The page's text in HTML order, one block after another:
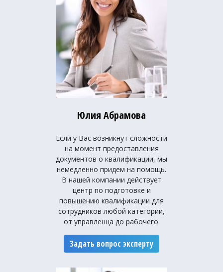
Юлия Абрамова
Если у Вас возникнут сложности
на момент предоставления
документов о квалификации, мы
немедленно придем на помощь.
В нашей компании действует
центр по подготовке и
повышению квалификации для
сотрудников любой категории,
от управленца до рабочего.
Задать вопрос эксперту